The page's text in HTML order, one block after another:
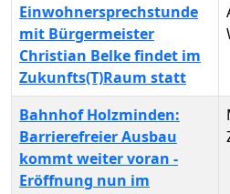
Einwohnersprechstunde
mit Bürgermeister
Christian Belke findet im
Zukunfts(T)Raum statt
Bahnhof Holzminden:
Barrierefreier Ausbau
kommt weiter voran -
Eröffnung nun im